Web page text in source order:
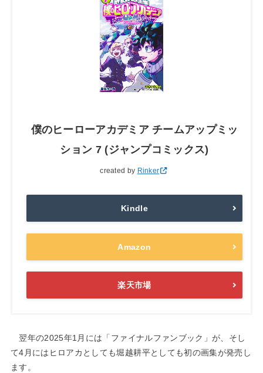
僕のヒーローアカデミア チームアップミッ
ション 7 (ジャンプコミックス)
created by Rinker
Kindle
Amazon
楽天市場
翌年の2025年1月には「ファイナルファンブック」が、そし
て4月にはヒロアカとしても堀越耕平としても初の画集が発売し
ます。